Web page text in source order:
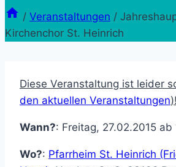
/ Veranstaltungen /
Kirchenchor St. Heinrich
Diese Veranstaltung ist leider
den aktuellen Veranstaltungen)!
Wann?: Freitag, 27.02.2015 ab
Wo?: Pfarrheim St. Heinrich